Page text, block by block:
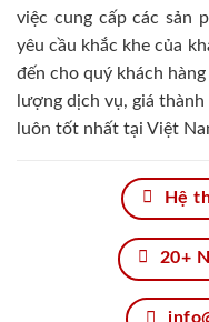
việc cung cấp các sản
yêu cầu khắc khe của
đến cho quý khách
lượng dịch vụ, giá
luôn tốt nhất tại Việt
Hệ
20+